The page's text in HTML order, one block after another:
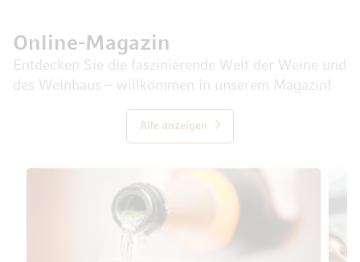
Online-Magazin
Entdecken Sie die faszinierende Welt der Weine und
des Weinbaus – willkommen in unserem Magazin!
Alle anzeigen